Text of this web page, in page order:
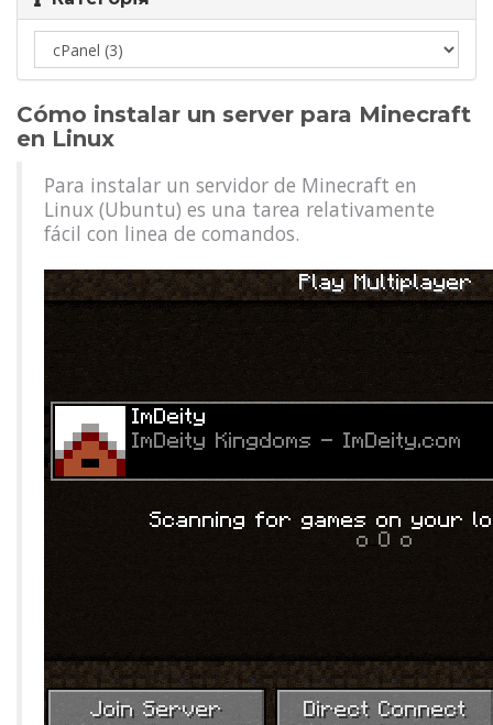
Cómo instalar un server para Minecraft
en Linux
Para instalar un servidor de Minecraft en
Linux (Ubuntu) es una tarea relativamente
fácil con linea de comandos.